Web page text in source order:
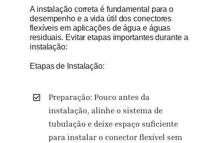
A instalação correta é fundamental para o
desempenho e a vida útil dos conectores
flexíveis em aplicações de água e águas
residuais. Evitar etapas importantes durante a
instalação:
Etapas de Instalação:
Preparação: Pouco antes da
instalação, alinhe o sistema de
tubulação e deixe espaço suficiente
para instalar o conector flexível sem